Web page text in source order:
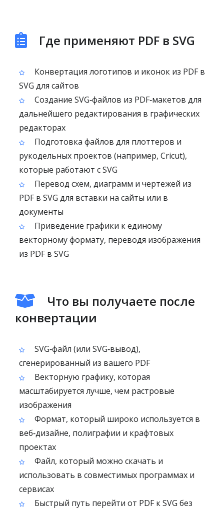
Где применяют PDF в SVG
Конвертация логотипов и иконок из PDF в
SVG для сайтов
Создание SVG‑файлов из PDF‑макетов для
дальнейшего редактирования в графических
редакторах
Подготовка файлов для плоттеров и
рукодельных проектов (например, Cricut),
которые работают с SVG
Перевод схем, диаграмм и чертежей из
PDF в SVG для вставки на сайты или в
документы
Приведение графики к единому
векторному формату, переводя изображения
из PDF в SVG
Что вы получаете после
конвертации
SVG‑файл (или SVG‑вывод),
сгенерированный из вашего PDF
Векторную графику, которая
масштабируется лучше, чем растровые
изображения
Формат, который широко используется в
веб‑дизайне, полиграфии и крафтовых
проектах
Файл, который можно скачать и
использовать в совместимых программах и
сервисах
Быстрый путь перейти от PDF к SVG без